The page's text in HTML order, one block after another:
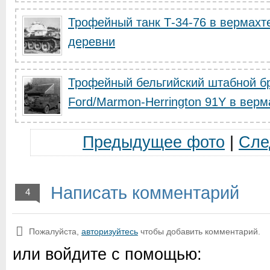
Трофейный танк Т-34-76 в
деревни
Трофейный бельгийский штабной
Ford/Marmon-Herrington 91Y в
Предыдущее фото
4 Написать комментарий
Пожалуйста, авторизуйтесь чтобы добавить комментарий.
или войдите с помощью: